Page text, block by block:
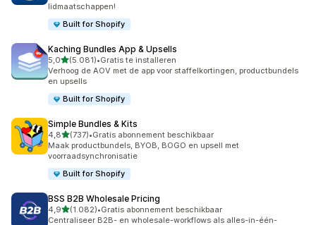
lidmaatschappen!
Built for Shopify
Kaching Bundles App & Upsells
5,0van 5 sterren
(5.081)
5081 recensies in totaal
•Gratis te installeren
Verhoog de AOV met de app voor staffelkortingen, productbundels
en upsells
Built for Shopify
Simple Bundles & Kits
4,8van 5 sterren
(737)
737 recensies in totaal
•Gratis abonnement beschikbaar
Maak productbundels, BYOB, BOGO en upsell met
voorraadsynchronisatie
Built for Shopify
BSS B2B Wholesale Pricing
4,9van 5 sterren
(1.082)
1082 recensies in totaal
•Gratis abonnement beschikbaar
Centraliseer B2B- en wholesale-workflows als alles-in-één-